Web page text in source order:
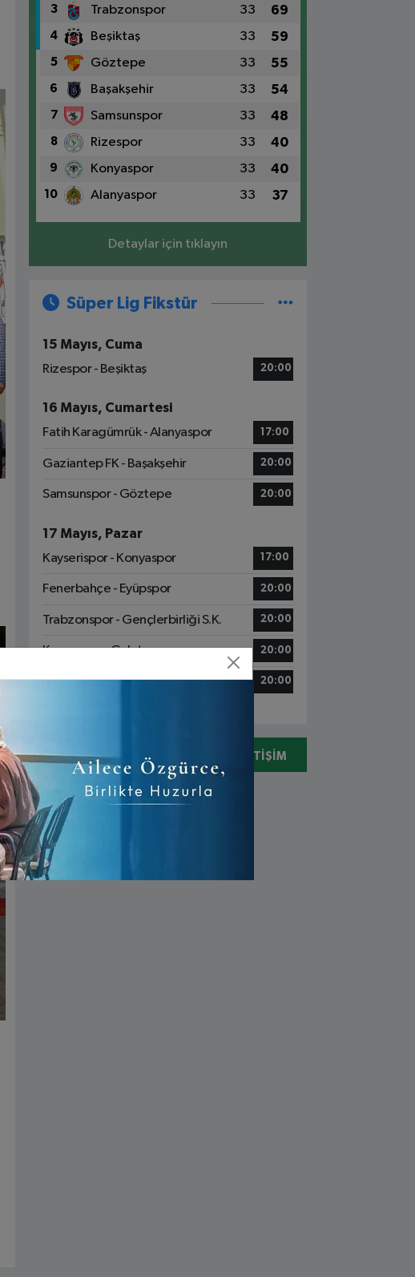
3 Trabzonspor 33 69
4 Beşiktaş 33 59
5 Göztepe 33 55
6 Başakşehir 33 54
7 Samsunspor 33 48
8 Rizespor 33 40
9 Konyaspor 33 40
10 Alanyaspor 33 37
Detaylar için tıklayın
Süper Lig Fikstür
15 Mayıs, Cuma
Rizespor - Beşiktaş
20:00
16 Mayıs, Cumartesi
Fatih Karagümrük - Alanyaspor
17:00
Gaziantep FK - Başakşehir 20:00
Samsunspor - Göztepe 20:00
17 Mayıs, Pazar
Kayserispor - Konyaspor
17:00
Fenerbahçe - Eyüpspor 20:00
Trabzonspor - Gençlerbirliği S.K. 20:00
Kasımpaşa - Galatasaray 20:00
Antalyaspor - Kocaelispor 20:00
05078310731 İLETIŞIM